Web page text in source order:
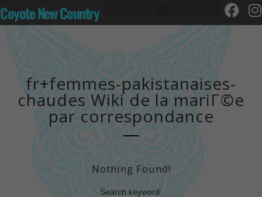
Coyote New Country
fr+femmes-pakistanaises-
chaudes Wiki de la mariГ©e
par correspondance
Nothing Found!
Search keyword: